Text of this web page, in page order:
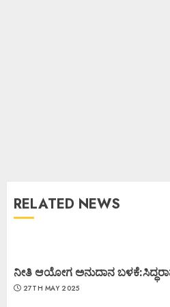
RELATED NEWS
ನೀತಿ ಆಯೋಗ ಅನುದಾನ
27TH MAY 2025